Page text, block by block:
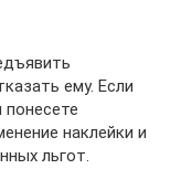
ему. Если
наклейки и
льгот.